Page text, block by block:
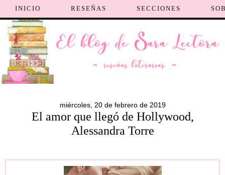
INICIO RESEÑAS SECCIONES
miércoles, 20 de febrero de 2019
El amor que llegó de Hollywood,
Alessandra Torre